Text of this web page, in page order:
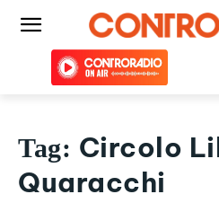
Tag: Circolo
Quaracchi